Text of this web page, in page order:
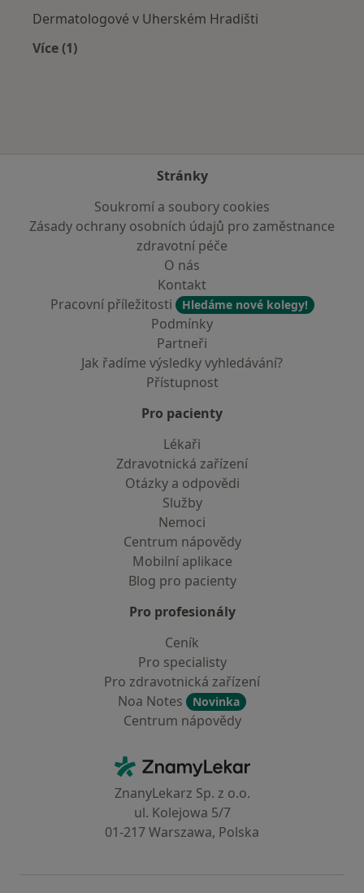
Dermatologové v Uherském Hradišti
Více (1)
Stránky
Soukromí a soubory cookies
Zásady ochrany osobních údajů pro zaměstnance
zdravotní péče
O nás
Kontakt
Pracovní příležitosti
Hledáme nové kolegy!
Podmínky
Partneři
Jak řadíme výsledky vyhledávání?
Přístupnost
Pro pacienty
Lékaři
Zdravotnická zařízení
Otázky a odpovědi
Služby
Nemoci
Centrum nápovědy
Mobilní aplikace
Blog pro pacienty
Pro profesionály
Ceník
Pro specialisty
Pro zdravotnická zařízení
Noa Notes
Novinka
Centrum nápovědy
ZnamyLekar - Hlavní stránka
ZnanyLekarz Sp. z o.o.
ul. Kolejowa 5/7
01-217 Warszawa, Polska